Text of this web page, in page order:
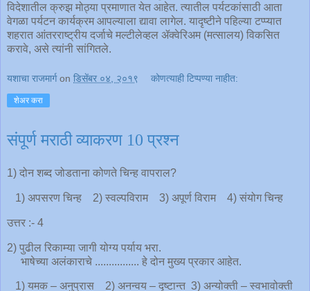
विदेशातील क्रुझ मोठ्या प्रमाणात येत आहेत. त्यातील पर्यटकांसाठी आता
वेगळा पर्यटन कार्यक्रम आपल्याला द्यावा लागेल. यादृष्टीने पहिल्या टप्प्यात
शहरात आंतरराष्ट्रीय दर्जाचे मल्टीलेव्हल ॲक्वेरिअम (मत्सालय) विकसित
करावे, असे त्यांनी सांगितले.
यशाचा राजमार्ग on डिसेंबर ०४, २०१९ कोणत्याही टिप्पण्‍या नाहीत:
शेअर करा
संपूर्ण मराठी व्याकरण 10 प्रश्न
1) दोन शब्द जोडताना कोणते चिन्ह वापराल?
1) अपसरण चिन्ह 2) स्वल्पविराम 3) अपूर्ण विराम 4) संयोग चिन्ह
उत्तर :- 4
2) पुढील रिकाम्या जागी योग्य पर्याय भरा.
भाषेच्या अलंकाराचे ................ हे दोन मुख्य प्रकार आहेत.
1) यमक – अनुप्रास 2) अनन्वय – दृष्टान्त 3) अन्योक्ती – स्वभावोक्ती